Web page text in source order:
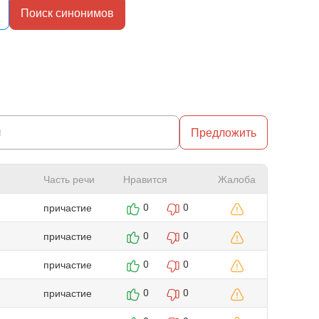
Поиск синонимов
Предложить
Часть речи Нравится
Жалоба
причастие
0 0
причастие 0 0
причастие 0 0
причастие 0 0